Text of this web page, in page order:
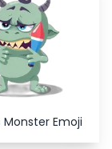
Monster Emoji